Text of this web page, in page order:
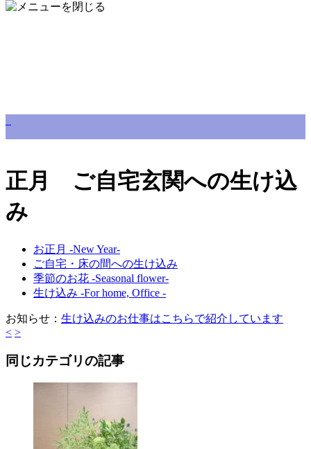
正月 ご自宅玄関への生け込
み
お正月 -New Year-
ご自宅・床の間への生け込み
季節のお花 -Seasonal flower-
生け込み -For home, Office -
お知らせ： 生け込みのお仕事はこちらで紹介しています
< >
同じカテゴリの記事